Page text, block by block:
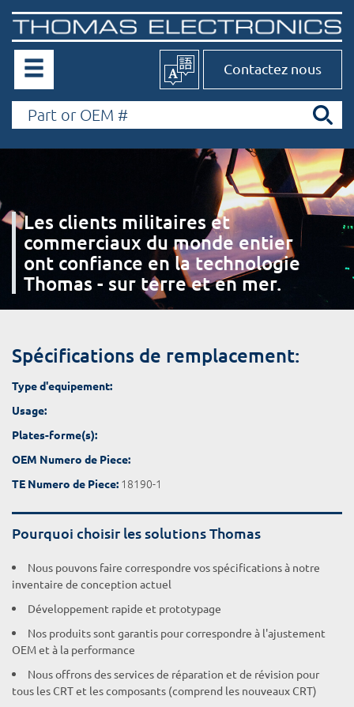
Contactez nous
Les clients militaires et
commerciaux du monde entier
ont confiance en la technologie
Thomas - sur terre et en mer.
Spécifications de remplacement:
Type d'equipement:
Usage:
Plates-forme(s):
OEM Numero de Piece:
TE Numero de Piece: 18190-1
Pourquoi choisir les solutions Thomas
Nous pouvons faire correspondre vos spécifications à notre
inventaire de conception actuel
Développement rapide et prototypage
Nos produits sont garantis pour correspondre à l'ajustement
OEM et à la performance
Nous offrons des services de réparation et de révision pour
tous les CRT et les composants (comprend les nouveaux CRT)